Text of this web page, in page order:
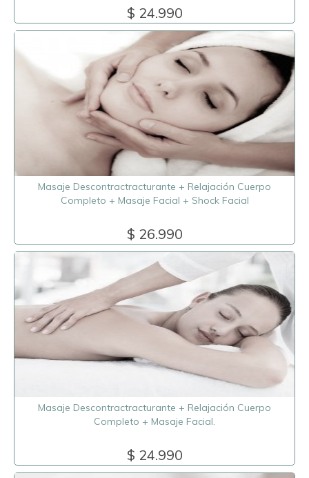
$ 24.990
Masaje Descontractracturante + Relajación Cuerpo
Completo + Masaje Facial + Shock Facial
$ 26.990
Masaje Descontractracturante + Relajación Cuerpo
Completo + Masaje Facial.
$ 24.990